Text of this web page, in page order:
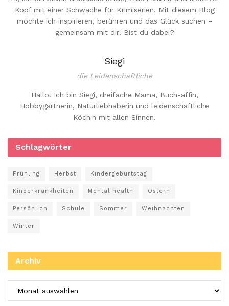
Kopf mit einer Schwäche für Krimiserien. Mit diesem Blog
möchte ich inspirieren, berühren und das Glück suchen –
gemeinsam mit dir! Bist du dabei?
Siegi
die Leidenschaftliche
Hallo! Ich bin Siegi, dreifache Mama, Buch-affin,
Hobbygärtnerin, Naturliebhaberin und leidenschaftliche
Köchin mit allen Sinnen.
Schlagwörter
Frühling Herbst Kindergeburtstag
Kinderkrankheiten Mental health Ostern
Persönlich Schule Sommer Weihnachten
Winter
Archiv